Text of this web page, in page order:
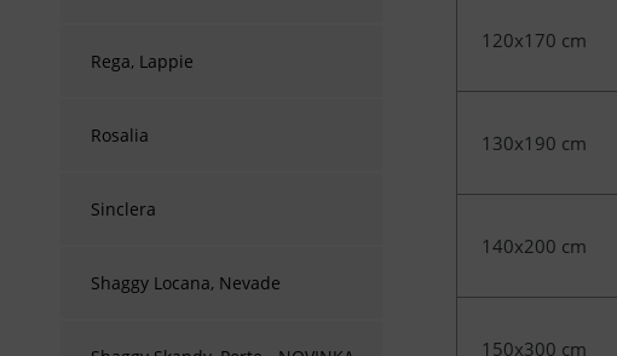
Rega, Lappie
Rosalia
Sinclera
Shaggy Locana, Nevade
120x170 cm
130x190 cm
140x200 cm
150x300 cm